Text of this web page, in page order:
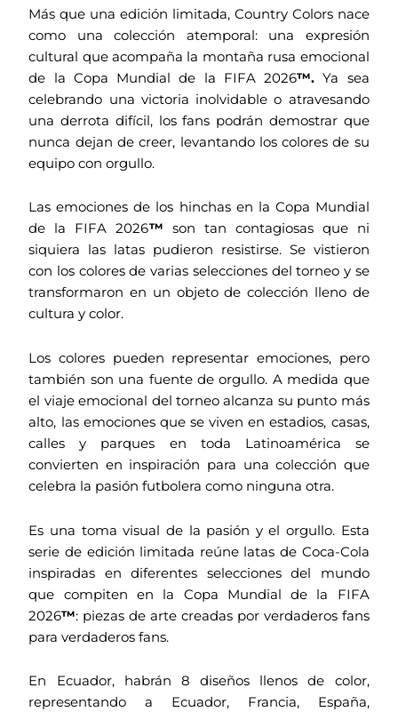
Más que una edición limitada, Country Colors nace
como una colección atemporal: una expresión
cultural que acompaña la montaña rusa emocional
de la Copa Mundial de la FIFA 2026™. Ya sea
celebrando una victoria inolvidable o atravesando
una derrota difícil, los fans podrán demostrar que
nunca dejan de creer, levantando los colores de su
equipo con orgullo.
Las emociones de los hinchas en la Copa Mundial
de la FIFA 2026™ son tan contagiosas que ni
siquiera las latas pudieron resistirse. Se vistieron
con los colores de varias selecciones del torneo y se
transformaron en un objeto de colección lleno de
cultura y color.
Los colores pueden representar emociones, pero
también son una fuente de orgullo. A medida que
el viaje emocional del torneo alcanza su punto más
alto, las emociones que se viven en estadios, casas,
calles y parques en toda Latinoamérica se
convierten en inspiración para una colección que
celebra la pasión futbolera como ninguna otra.
Es una toma visual de la pasión y el orgullo. Esta
serie de edición limitada reúne latas de Coca-Cola
inspiradas en diferentes selecciones del mundo
que compiten en la Copa Mundial de la FIFA
2026™: piezas de arte creadas por verdaderos fans
para verdaderos fans.
En Ecuador, habrán 8 diseños llenos de color,
representando a Ecuador, Francia, España,